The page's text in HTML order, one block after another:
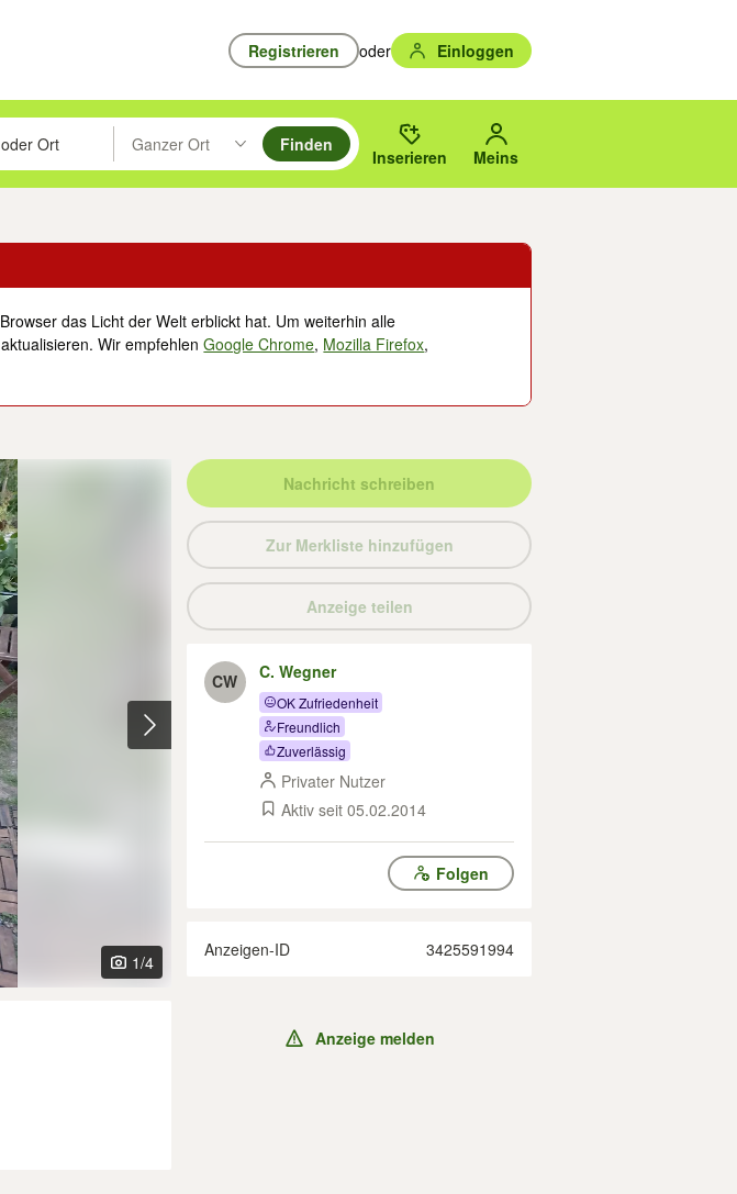
Registrieren oder Einloggen
den Pfeiltasten nach oben/unten durchsuchen und mit Eingabetaste auswählen.
Ort eingeben. Eingabetaste drücken um zu suchen, oder Vorschläge mit den Pfeiltasten nach oben/
Ganzer Ort
Suche im Umkreis des gewählten Orts oder PLZ.
Finden
Inserieren Meins
das Licht der Welt erblickt hat. Um weiterhin alle
Wir empfehlenGoogle Chrome, Mozilla Firefox,
1/4
Nachricht schreiben
Zur Merkliste hinzufügen
Anzeige teilen
CW C. Wegner
OK Zufriedenheit
Freundlich
Zuverlässig
Privater Nutzer
Aktiv seit 05.02.2014
Folgen
Anzeigen-ID 3425591994
Anzeige melden